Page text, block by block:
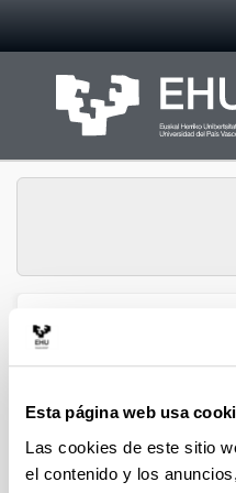
Esta página web usa
Las cookies de este sitio
el contenido y los
Enpresa Institutua -
Estancias de